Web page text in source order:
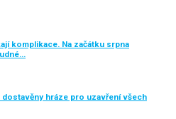
komplikace. Na začátku srpna
dostavěny hráze pro uzavření všech